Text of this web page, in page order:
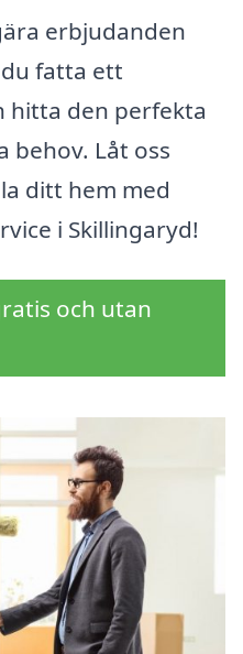
erbjudanden
fatta ett
hitta den perfekta
behov. Låt oss
ditt hem med
i Skillingaryd!
och utan